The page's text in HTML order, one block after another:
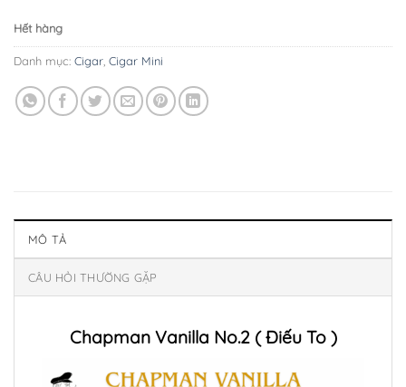
Hết hàng
Danh mục: Cigar, Cigar Mini
MÔ TẢ
CÂU HỎI THƯỜNG GẶP
Chapman Vanilla No.2 ( Điếu To )